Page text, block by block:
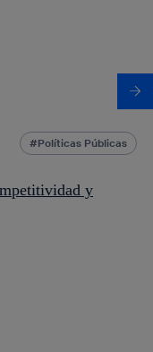
Políticas Públicas
y